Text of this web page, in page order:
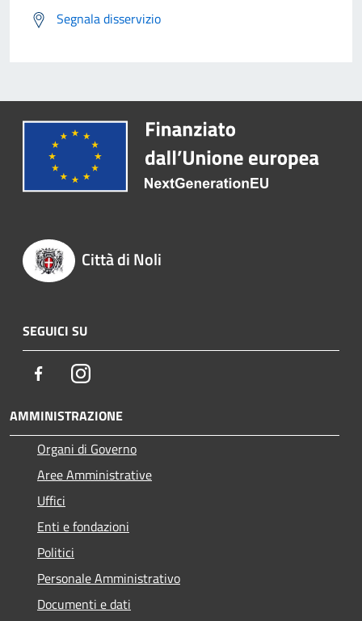
Segnala disservizio
Città di Noli
SEGUICI SU
FacebookInstagram
AMMINISTRAZIONE
Organi di Governo
Aree Amministrative
Uffici
Enti e fondazioni
Politici
Personale Amministrativo
Documenti e dati